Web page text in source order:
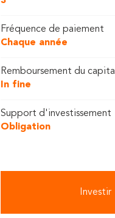
Fréquence de paiement
Chaque année
Remboursement du capital
In fine
Support d'investissement
Obligation
Investir